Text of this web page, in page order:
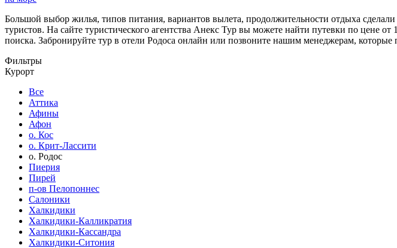
Большой выбор жилья, типов питания, вариантов вылета, продолжительности отдыха
туристов. На сайте туристического агентства Анекс Тур вы можете найти путевки по цене
поиска. Забронируйте тур в отели Родоса онлайн или позвоните нашим менеджерам,
Фильтры
Курорт
Все
Аттика
Афины
Афон
о. Кос
о. Крит-Лассити
о. Родос
Пиерия
Пирей
п-ов Пелопоннес
Салоники
Халкидики
Халкидики-Калликратия
Халкидики-Кассандра
Халкидики-Ситония